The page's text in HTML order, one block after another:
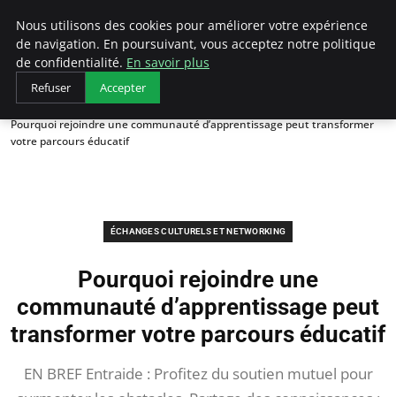
AIESEC France
Accueil
Échanges Culturels et Networking
Pourquoi rejoindre une communauté d’apprentissage peut transformer
votre parcours éducatif
ÉCHANGES CULTURELS ET NETWORKING
Pourquoi rejoindre une
communauté d’apprentissage peut
transformer votre parcours éducatif
EN BREF Entraide : Profitez du soutien mutuel pour
Nous utilisons des cookies pour améliorer votre expérience
de navigation. En poursuivant, vous acceptez notre politique
de confidentialité. En savoir plus
Refuser Accepter